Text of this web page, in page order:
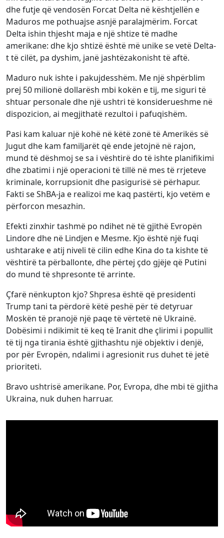
dhe futje që vendosën Forcat Delta në kështjellën e
Maduros me pothuajse asnjë paralajmërim. Forcat
Delta ishin thjesht maja e një shtize të madhe
amerikane: dhe kjo shtizë është më unike se vetë Delta-
t të cilët, pa dyshim, janë jashtëzakonisht të aftë.
Maduro nuk ishte i pakujdesshëm. Me një shpërblim
prej 50 milionë dollarësh mbi kokën e tij, me siguri të
shtuar personale dhe një ushtri të konsiderueshme në
dispozicion, ai megjithatë rezultoi i pafuqishëm.
Pasi kam kaluar një kohë në këtë zonë të Amerikës së
Jugut dhe kam familjarët që ende jetojnë në rajon,
mund të dëshmoj se sa i vështirë do të ishte planifikimi
dhe zbatimi i një operacioni të tillë në mes të rrjeteve
kriminale, korrupsionit dhe pasigurisë së përhapur.
Fakti se ShBA-ja e realizoi me kaq pastërti, kjo vetëm e
përforcon mesazhin.
Efekti zinxhir tashmë po ndihet në të gjithë Evropën
Lindore dhe në Lindjen e Mesme. Kjo është një fuqi
ushtarake e atij niveli të cilin edhe Kina do ta kishte të
vështirë ta përballonte, dhe përtej çdo gjëje që Putini
do mund të shpresonte të arrinte.
Çfarë nënkupton kjo? Shpresa është që presidenti
Trump tani ta përdorë këtë peshë për të detyruar
Moskën të pranojë një paqe të vërtetë në Ukrainë.
Dobësimi i ndikimit të keq të Iranit dhe çlirimi i popullit
të tij nga tirania është gjithashtu një objektiv i denjë,
por për Evropën, ndalimi i agresionit rus duhet të jetë
prioriteti.
Bravo ushtrisë amerikane. Por, Evropa, dhe mbi të gjitha
Ukraina, nuk duhen harruar.